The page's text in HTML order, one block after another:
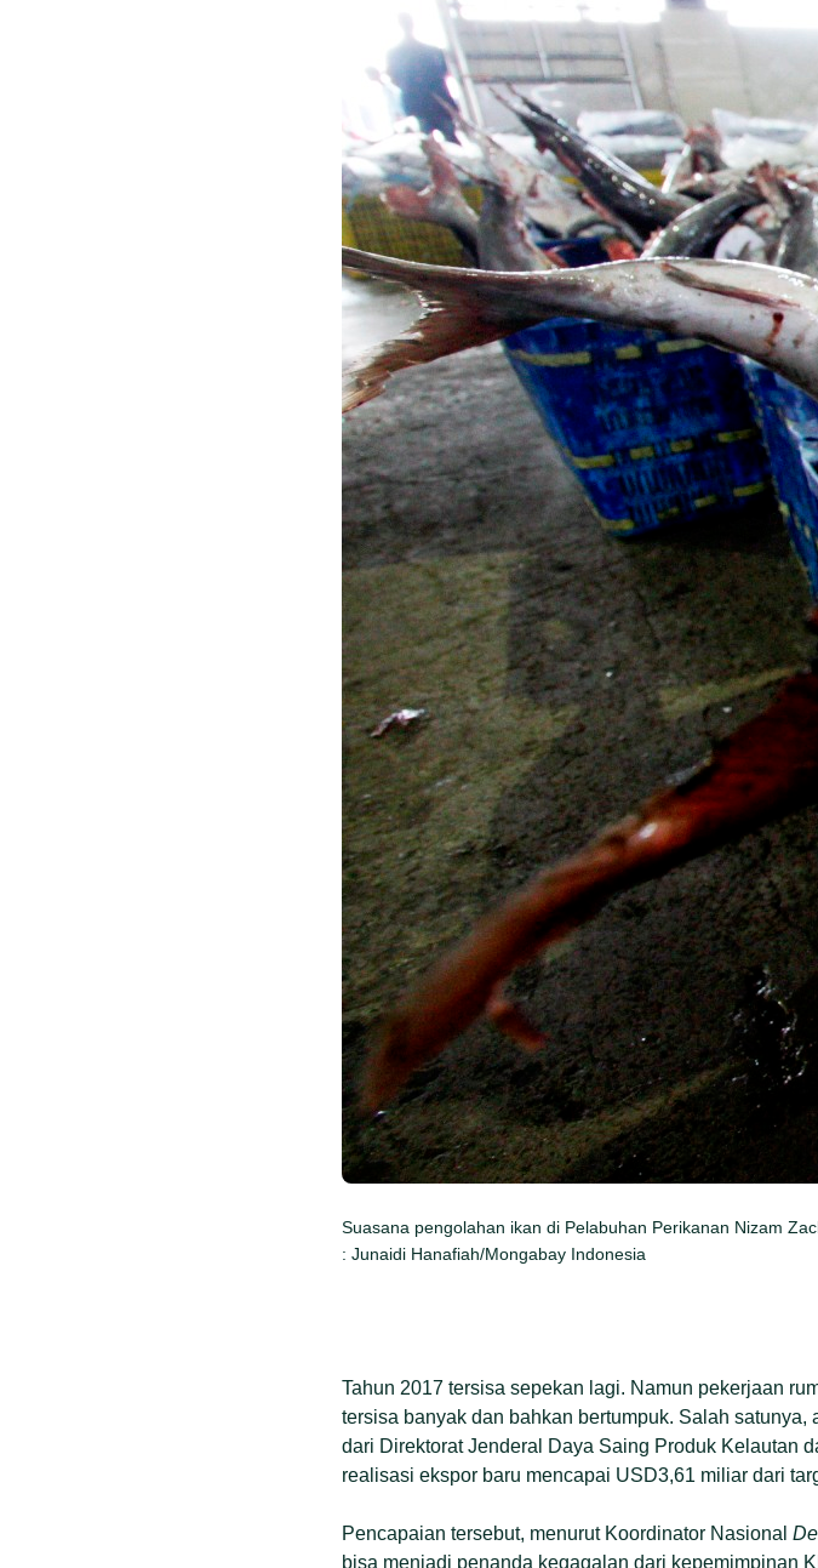
Suasana pengolahan ikan di Pelabuhan Perikanan Nizam
: Junaidi Hanafiah/Mongabay Indonesia
Tahun 2017 tersisa sepekan lagi. Namun pekerjaan
tersisa banyak dan bahkan bertumpuk. Salah
dari Direktorat Jenderal Daya Saing Produk Kelautan
realisasi ekspor baru mencapai USD3,61 miliar dari
Pencapaian tersebut, menurut Koordinator Nasional
bisa menjadi penanda kegagalan dari kepemimpinan